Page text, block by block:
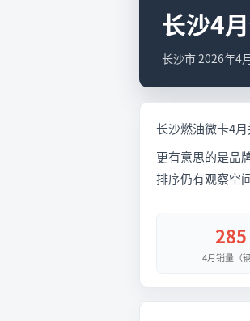
长沙4
长沙市 2026年4
长沙燃油微卡4
更有意思的是品
排序仍有观察空间
285
4月销量（辆